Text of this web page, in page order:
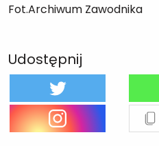
Fot.Archiwum Zawodnika
Udostępnij